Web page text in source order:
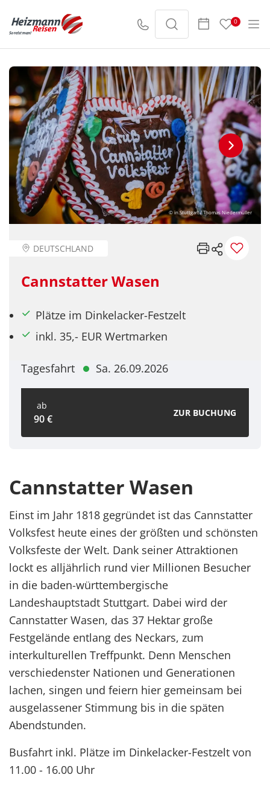
0
© in.Stuttgart / Thomas Niedermüller
DEUTSCHLAND
Cannstatter Wasen
Plätze im Dinkelacker-Festzelt
inkl. 35,- EUR Wertmarken
Tagesfahrt Sa. 26.09.2026
ab
90 € ZUR BUCHUNG
Cannstatter Wasen
Einst im Jahr 1818 gegründet ist das Cannstatter
Volksfest heute eines der größten und schönsten
Volksfeste der Welt. Dank seiner Attraktionen
lockt es alljährlich rund vier Millionen Besucher
in die baden-württembergische
Landeshauptstadt Stuttgart. Dabei wird der
Cannstatter Wasen, das 37 Hektar große
Festgelände entlang des Neckars, zum
interkulturellen Treffpunkt. Denn Menschen
verschiedenster Nationen und Generationen
lachen, singen und feiern hier gemeinsam bei
ausgelassener Stimmung bis in die späten
Abendstunden.
Busfahrt inkl. Plätze im Dinkelacker-Festzelt von
11.00 - 16.00 Uhr